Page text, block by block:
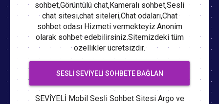
sohbet,Görüntülü chat,Kameralı sohbet,Sesli
chat sitesi,chat siteleri,Chat odaları,Chat
sohbet odası Hizmeti vermekteyiz.Anonim
olarak sohbet edebilirsiniz.Sitemizdeki tüm
özellikler ücretsizdir.
SESLI SEVIYELI SOHBETE BAĞLAN
SEVİYELİ Mobil Sesli Sohbet Sitesi Argo ve